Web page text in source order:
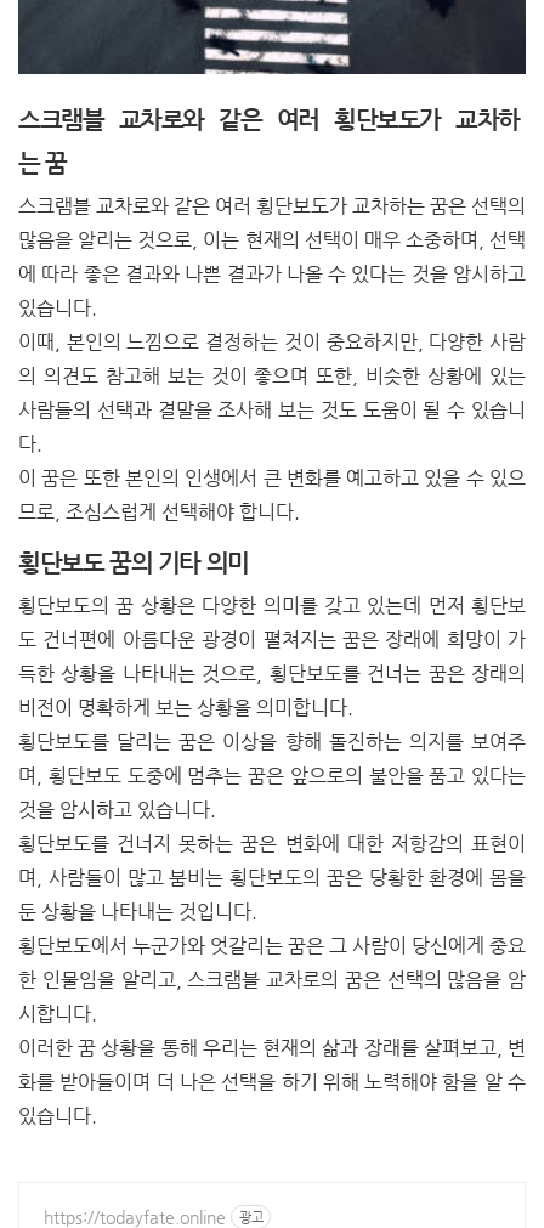
스크램블 교차로와 같은 여러 횡단보도가 교차하
는 꿈
스크램블 교차로와 같은 여러 횡단보도가 교차하는 꿈은 선택의
많음을 알리는 것으로, 이는 현재의 선택이 매우 소중하며, 선택
에 따라 좋은 결과와 나쁜 결과가 나올 수 있다는 것을 암시하고
있습니다.
이때, 본인의 느낌으로 결정하는 것이 중요하지만, 다양한 사람
의 의견도 참고해 보는 것이 좋으며 또한, 비슷한 상황에 있는
사람들의 선택과 결말을 조사해 보는 것도 도움이 될 수 있습니
다.
이 꿈은 또한 본인의 인생에서 큰 변화를 예고하고 있을 수 있으
므로, 조심스럽게 선택해야 합니다.
횡단보도 꿈의 기타 의미
횡단보도의 꿈 상황은 다양한 의미를 갖고 있는데 먼저 횡단보
도 건너편에 아름다운 광경이 펼쳐지는 꿈은 장래에 희망이 가
득한 상황을 나타내는 것으로, 횡단보도를 건너는 꿈은 장래의
비전이 명확하게 보는 상황을 의미합니다.
횡단보도를 달리는 꿈은 이상을 향해 돌진하는 의지를 보여주
며, 횡단보도 도중에 멈추는 꿈은 앞으로의 불안을 품고 있다는
것을 암시하고 있습니다.
횡단보도를 건너지 못하는 꿈은 변화에 대한 저항감의 표현이
며, 사람들이 많고 붐비는 횡단보도의 꿈은 당황한 환경에 몸을
둔 상황을 나타내는 것입니다.
횡단보도에서 누군가와 엇갈리는 꿈은 그 사람이 당신에게 중요
한 인물임을 알리고, 스크램블 교차로의 꿈은 선택의 많음을 암
시합니다.
이러한 꿈 상황을 통해 우리는 현재의 삶과 장래를 살펴보고, 변
화를 받아들이며 더 나은 선택을 하기 위해 노력해야 함을 알 수
있습니다.
https://todayfate.online 광고